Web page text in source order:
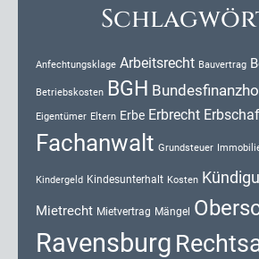
Anfechtungsklage Arbeitsrecht Bauvertrag
Betriebskosten BGH
Eigentümer Eltern Erbe Erbrecht
Fachanwalt Grundsteuer
Kindergeld Kindesunterhalt Kosten
Mietrecht Mietvertrag Mängel
Ravensburg